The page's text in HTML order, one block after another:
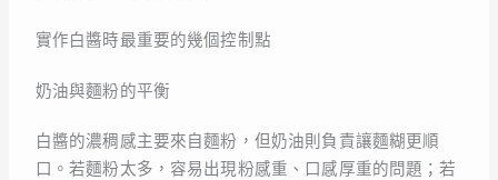
實作白醬時最重要的幾個控制點
奶油與麵粉的平衡
白醬的濃稠感主要來自麵粉，但奶油則負責讓麵糊更順
口。若麵粉太多，容易出現粉感重、口感厚重的問題；若